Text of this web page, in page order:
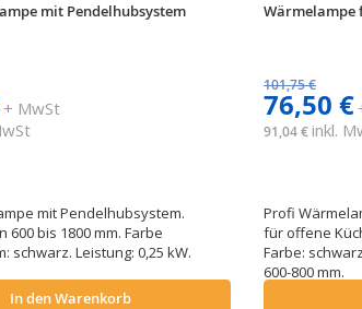
mit Pendelhubsystem
+ MwSt
mit Pendelhubsystem.
600 bis 1800 mm. Farbe
schwarz. Leistung: 0,25 kW.
In den Warenkorb
Wärmelampe
101,75 €
76,50 €
91,04 € inkl.
Profi
für offene
Farbe:
600-800 mm.